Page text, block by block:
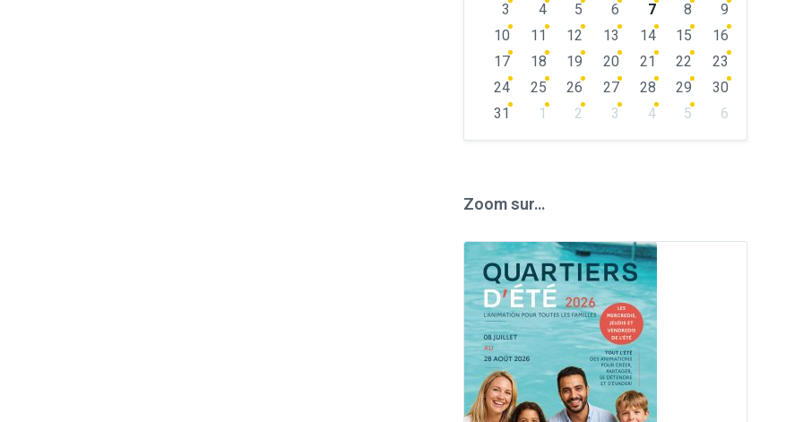
days
3
4 5 6 7 8
9
10
11 12 13 14 15
16
17
18 19 20 21 22
23
24
25 26 27 28 29
30
31
1 2 3 4 5
6
Zoom sur…